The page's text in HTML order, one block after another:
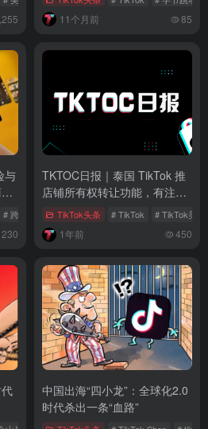
11个月前 85
与
# 跨境电商 # 拉美市场
230
TKTOC日报｜泰国 TikTok 推
店铺所有权转让功能，有注意
事项TikTok头条 # TikTok # TikTok美区
1年前 450
中国出海“四小龙”：全球化2.0
时代杀出一条“血路”